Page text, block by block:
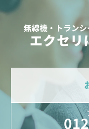
無線機・トラン
エクセリ